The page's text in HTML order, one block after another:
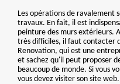
Les opérations de ravalement
travaux. En fait, il est
peinture des murs extérieurs.
très difficiles, il faut contacter
Renovation, qui est une
et sachez qu'il peut proposer
beaucoup de monde. Si vous
vous devez visiter son site web.